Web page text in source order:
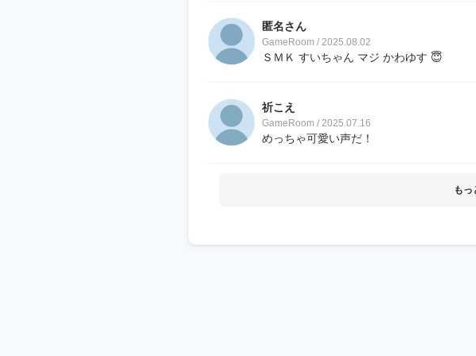
匿名さん
GameRoom / 2025.08.02
ＳＭＫ すいちゃん マジ かわゆす 😇
祈こえ
GameRoom / 2025.07.16
めっちゃ可愛い声だ！
もっ